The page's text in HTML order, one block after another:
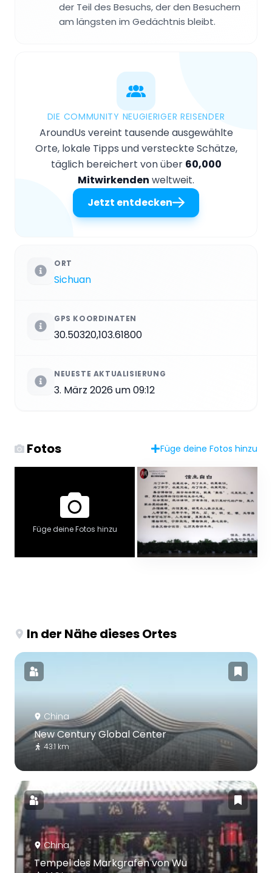
der Teil des Besuchs, der den Besuchern
am längsten im Gedächtnis bleibt.
DIE COMMUNITY NEUGIERIGER REISENDER
AroundUs vereint tausende ausgewählte
Orte, lokale Tipps und versteckte Schätze,
täglich bereichert von über 60,000
Mitwirkenden weltweit.
Jetzt entdecken
ORT
Sichuan
GPS KOORDINATEN
30.50320,103.61800
NEUESTE AKTUALISIERUNG
3. März 2026 um 09:12
Fotos Füge deine Fotos hinzu
Füge deine Fotos hinzu
In der Nähe dieses Ortes
China
New Century Global Center
43.1 km
China
Tempel des Markgrafen von Wu